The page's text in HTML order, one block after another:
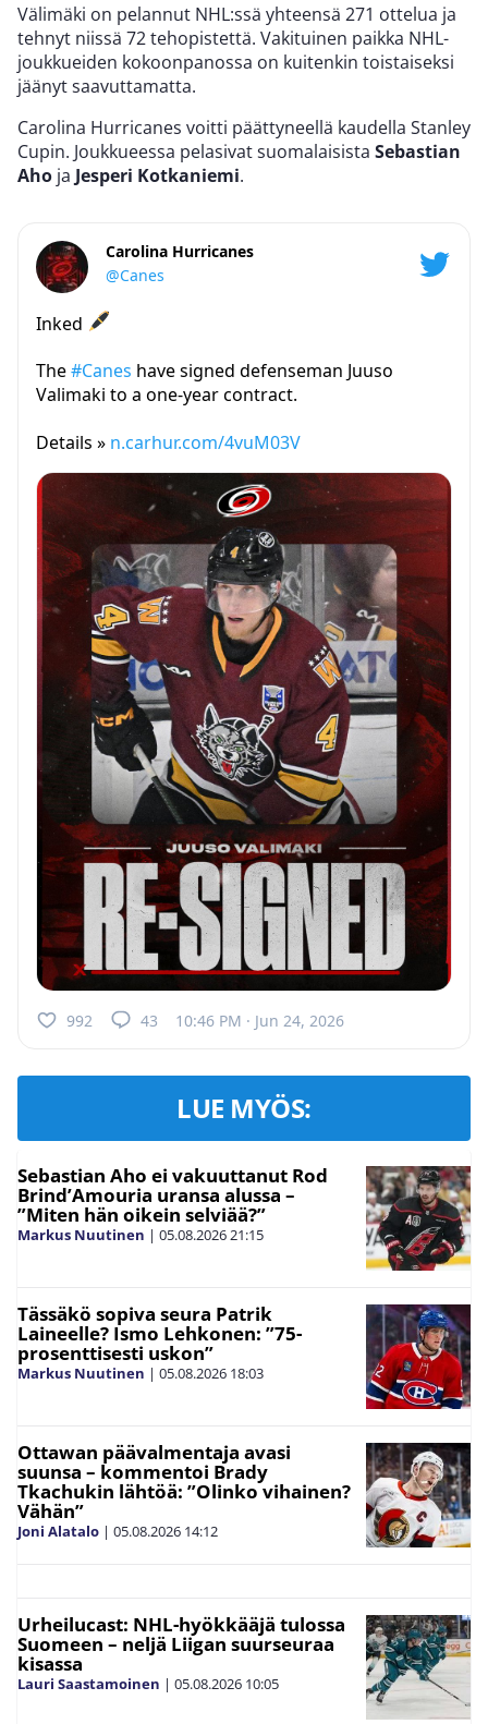
Välimäki on pelannut NHL:ssä yhteensä 271 ottelua ja
tehnyt niissä 72 tehopistettä. Vakituinen paikka NHL-
joukkueiden kokoonpanossa on kuitenkin toistaiseksi
jäänyt saavuttamatta.
Carolina Hurricanes voitti päättyneellä kaudella Stanley
Cupin. Joukkueessa pelasivat suomalaisista Sebastian
Aho ja Jesperi Kotkaniemi.
Carolina Hurricanes
@Canes
Inked
The#Canes have signed defenseman Juuso
Valimaki to a one-year contract.
Details » n.carhur.com/4vuM03V
992 43 10:46 PM · Jun 24, 2026
LUE MYÖS:
Sebastian Aho ei vakuuttanut Rod
Brind’Amouria uransa alussa –
”Miten hän oikein selviää?”
Markus Nuutinen | 05.08.202621:15
Tässäkö sopiva seura Patrik
Laineelle? Ismo Lehkonen: ”75-
prosenttisesti uskon”
Markus Nuutinen | 05.08.2026 18:03
Ottawan päävalmentaja avasi
suunsa – kommentoi Brady
Tkachukin lähtöä: ”Olinko vihainen?
Vähän”
Joni Alatalo | 05.08.2026 14:12
Urheilucast: NHL-hyökkääjä tulossa
Suomeen – neljä Liigan suurseuraa
kisassa
Lauri Saastamoinen | 05.08.2026 10:05